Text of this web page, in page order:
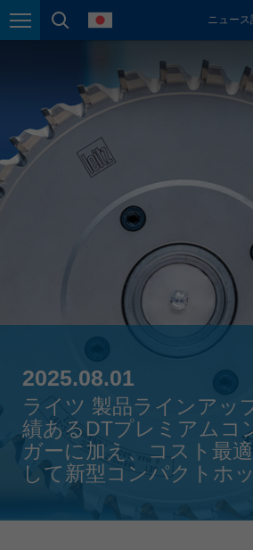
Page navigation
page search
language ニュース
Nederland
nederlands
Polska
polski
Portugal
português
România
Română
Schweiz
Singapore
english
Slovenija
slovenski
2025.08.01
ライツ 製品ラインアッ
績あるDTプレミアムコ
ガーに加え、コスト最
して新型コンパクトホ